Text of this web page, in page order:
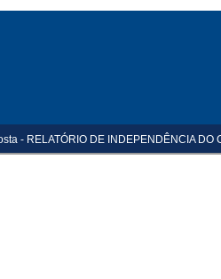
- RELATÓRIO DE INDEPENDÊNCIA